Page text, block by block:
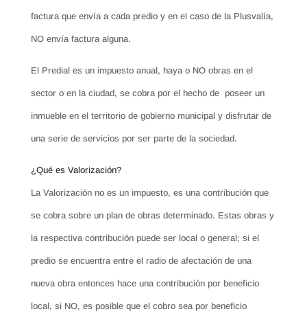
factura que envía a cada predio y en el caso de la Plusvalía,
NO envía factura alguna.
El Predial es un impuesto anual, haya o NO obras en el
sector o en la ciudad, se cobra por el hecho de poseer un
inmueble en el territorio de gobierno municipal y disfrutar de
una serie de servicios por ser parte de la sociedad.
¿Qué es Valorización?
La Valorización no es un impuesto, es una contribución que
se cobra sobre un plan de obras determinado. Estas obras y
la respectiva contribución puede ser local o general; si el
predio se encuentra entre el radio de afectación de una
nueva obra entonces hace una contribución por beneficio
local, si NO, es posible que el cobro sea por beneficio